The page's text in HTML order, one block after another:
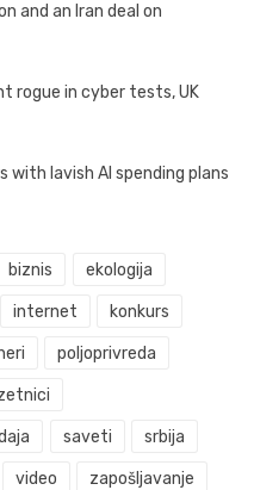
and an Iran deal on
rogue in cyber tests, UK
with lavish AI spending plans
biznis ekologija
internet konkurs
poljoprivreda
saveti srbija
video zapošljavanje